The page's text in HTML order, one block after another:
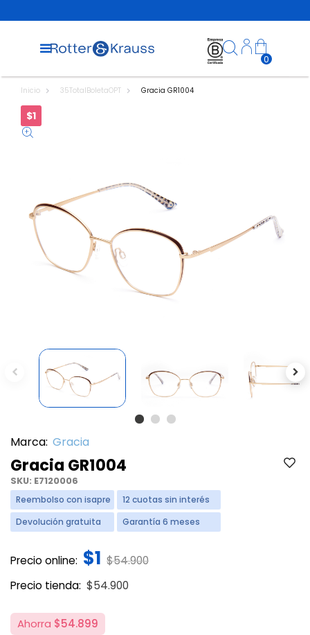
0
Inicio 35TotalBoletaOPT Gracia GR1004
$1
Previous
Marca: Gracia
Gracia GR1004
SKU: E7120006
Reembolso con isapre
12 cuotas sin interés
Devolución gratuita
Garantía 6 meses
Precio online: $1 Price reduced from
$54.900to
Precio tienda:
Price reduced from
$54.900
Ahorra $54.899